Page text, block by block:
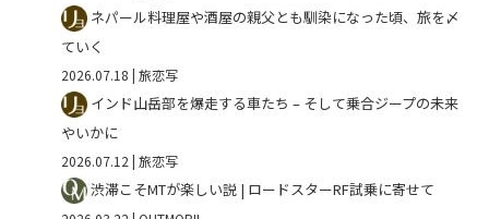
ネパール料理屋や酒屋の親父とも馴染になった頃、旅を〆
ていく
2026.07.18 | 旅恋写
インド山岳部を爆走する車たち – そして乗合ジープの未来
やいかに
2026.07.12 | 旅恋写
渋滞こそMTが楽しい説 | ロードスターRF試乗に寄せて